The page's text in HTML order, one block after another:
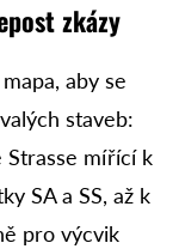
zkázy
aby se
staveb:
Strasse mířící k
SA a SS, až k
pro výcvik